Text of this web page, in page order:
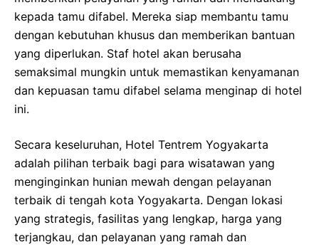
kepada tamu difabel. Mereka siap membantu tamu
dengan kebutuhan khusus dan memberikan bantuan
yang diperlukan. Staf hotel akan berusaha
semaksimal mungkin untuk memastikan kenyamanan
dan kepuasan tamu difabel selama menginap di hotel
ini.
Secara keseluruhan, Hotel Tentrem Yogyakarta
adalah pilihan terbaik bagi para wisatawan yang
menginginkan hunian mewah dengan pelayanan
terbaik di tengah kota Yogyakarta. Dengan lokasi
yang strategis, fasilitas yang lengkap, harga yang
terjangkau, dan pelayanan yang ramah dan